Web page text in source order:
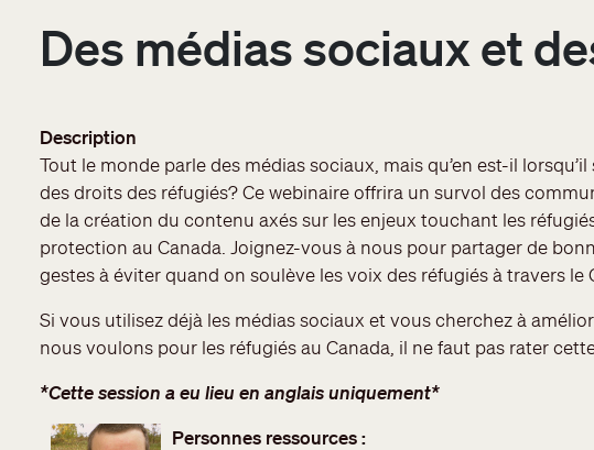
Des médias sociaux et
Description
Tout le monde parle des médias sociaux, mais qu’en est-il
des droits des réfugiés? Ce webinaire offrira un survol des
de la création du contenu axés sur les enjeux touchant les
protection au Canada. Joignez-vous à nous pour partager de
gestes à éviter quand on soulève les voix des réfugiés à travers le
Si vous utilisez déjà les médias sociaux et vous cherchez à
nous voulons pour les réfugiés au Canada, il ne faut pas rater
*Cette session a eu lieu en anglais uniquement*
Personnes ressources :